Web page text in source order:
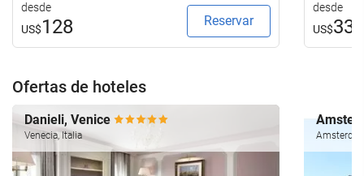
desde
US$128 Reservar
desde
US$332
Ofertas de hoteles
Danieli, Venice
Venecia, Italia